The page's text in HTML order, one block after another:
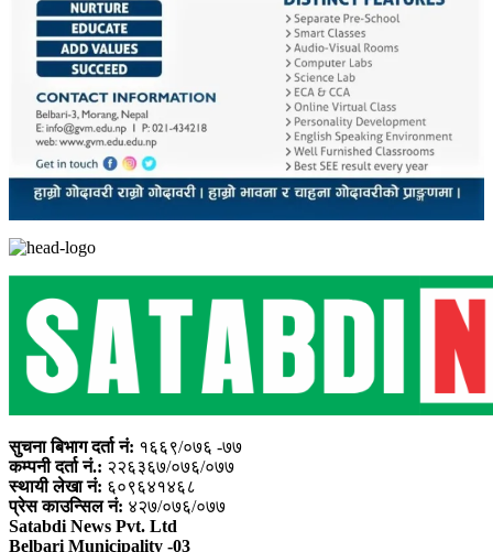
सुचना बिभाग दर्ता नं: १६६९/०७६ -७७
कम्पनी दर्ता नं.: २२६३६७/०७६/०७७
स्थायी लेखा नं: ६०९६४१४६८
प्रेस काउन्सिल नं: ४२७/०७६/०७७
Satabdi News Pvt. Ltd
Belbari Municipality -03